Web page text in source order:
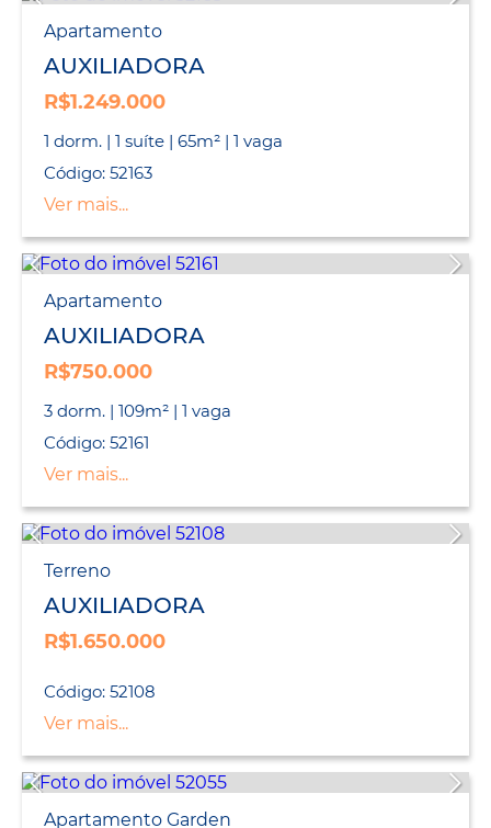
Apartamento
AUXILIADORA
R$1.249.000
1 dorm. | 1 suíte | 65m² | 1 vaga
Código: 52163
Ver mais...
Apartamento
AUXILIADORA
R$750.000
3 dorm. | 109m² | 1 vaga
Código: 52161
Ver mais...
Terreno
AUXILIADORA
R$1.650.000
Código: 52108
Ver mais...
Apartamento Garden